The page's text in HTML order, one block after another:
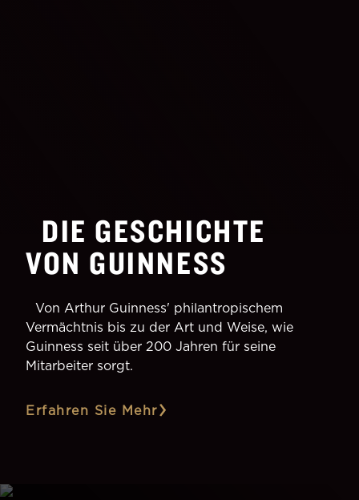
DIE GESCHICHTE
VON GUINNESS
Von Arthur Guinness' philantropischem
Vermächtnis bis zu der Art und Weise, wie
Guinness seit über 200 Jahren für seine
Mitarbeiter sorgt.
Erfahren Sie Mehr